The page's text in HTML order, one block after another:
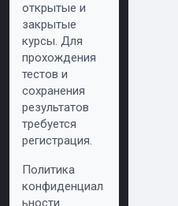
открытые и
закрытые
курсы. Для
прохождения
тестов и
сохранения
результатов
требуется
регистрация.
Политика
конфиденциал
ьности